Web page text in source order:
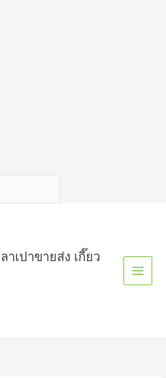
เปาขายส่ง เกี๊ยว